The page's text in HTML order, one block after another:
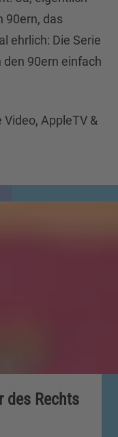
90ern, das
ehrlich: Die Serie
den 90ern einfach
Video, AppleTV &
des Rechts